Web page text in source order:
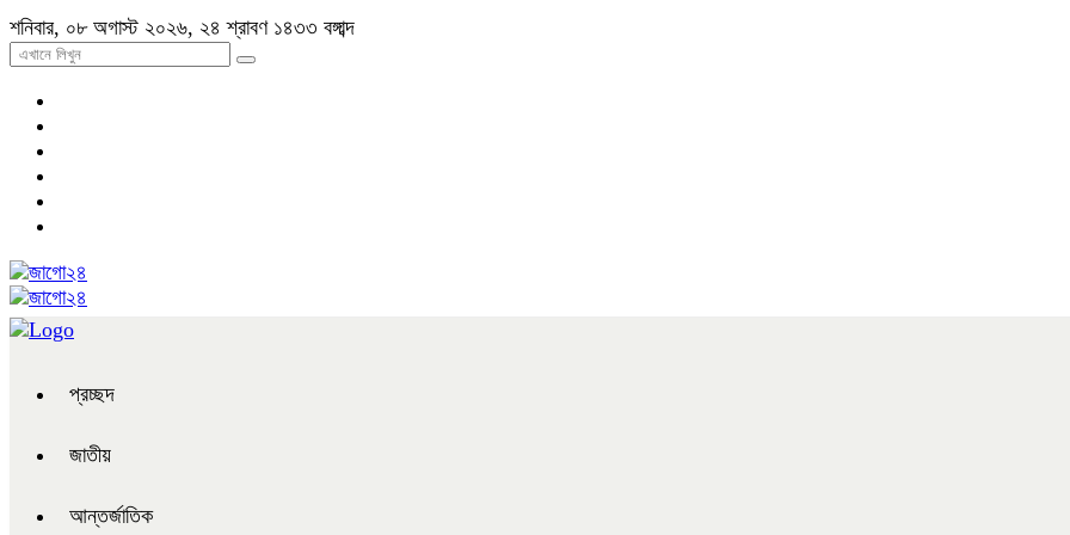
শনিবার, ০৮ অগাস্ট ২০২৬, ২৪ শ্রাবণ ১৪৩৩ বঙ্গাব্দ
প্রচ্ছদ
জাতীয়
আন্তর্জাতিক